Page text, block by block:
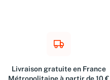
Livraison gratuite en France